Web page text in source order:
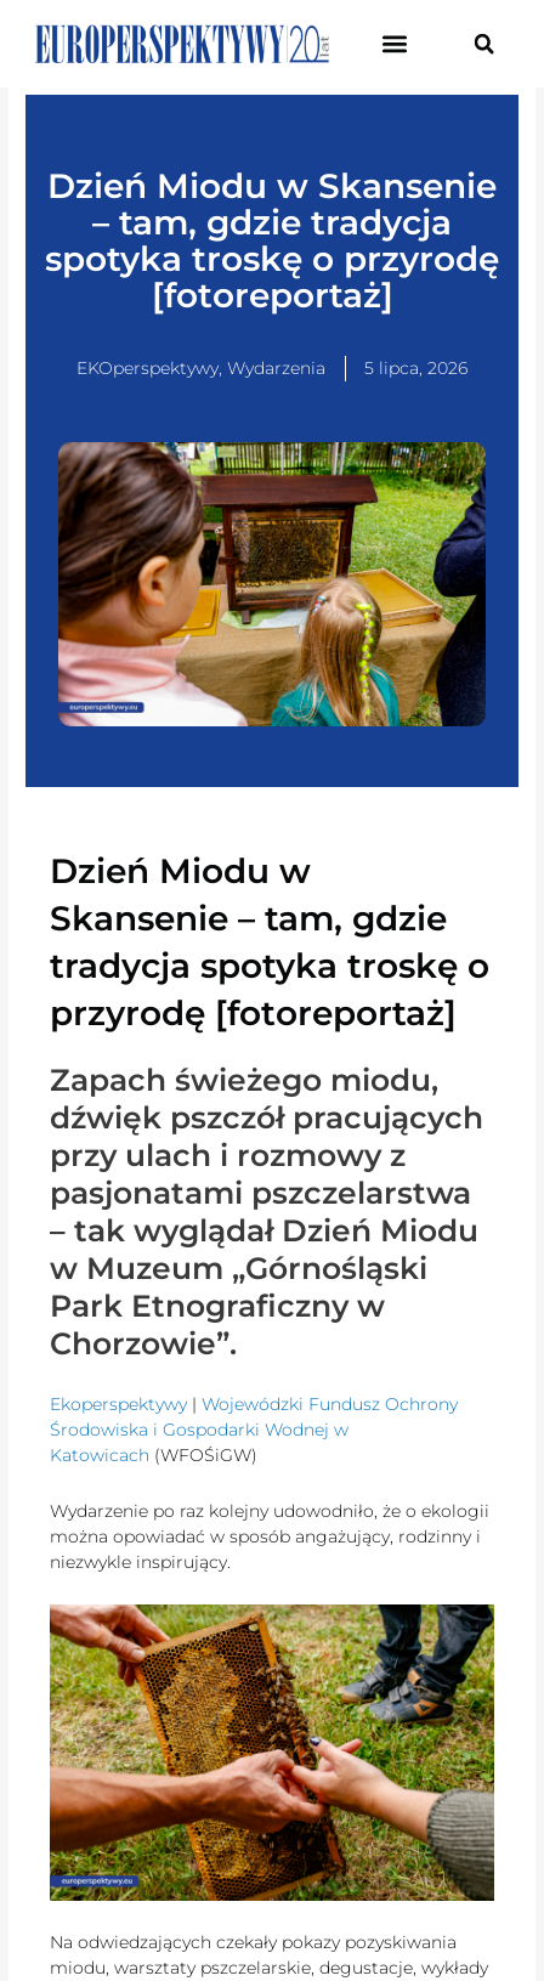
Dzień Miodu w Skansenie
– tam, gdzie tradycja
spotyka troskę o przyrodę
[fotoreportaż]
EKOperspektywy Wydarzenia 5 lipca, 2026
Dzień Miodu w
Skansenie – tam, gdzie
tradycja spotyka troskę o
przyrodę [fotoreportaż]
Zapach świeżego miodu,
dźwięk pszczół pracujących
przy ulach i rozmowy z
pasjonatami pszczelarstwa
– tak wyglądał Dzień Miodu
w Muzeum „Górnośląski
Park Etnograficzny w
Chorzowie”.
Ekoperspektywy |Wojewódzki Fundusz Ochrony
Środowiska i Gospodarki Wodnej w
Katowicach (WFOŚiGW)
Wydarzenie po raz kolejny udowodniło, że o ekologii
można opowiadać w sposób angażujący, rodzinny i
niezwykle inspirujący.
Na odwiedzających czekały pokazy pozyskiwania
miodu, warsztaty pszczelarskie, degustacje, wykłady